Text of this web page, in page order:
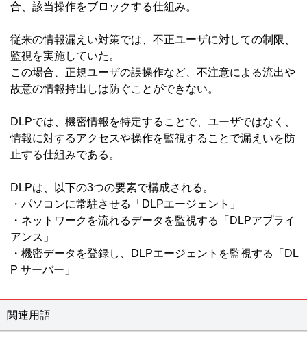
生産
在庫・購買
物流・倉庫
物流管理 / 倉庫管理（WMS） / 配送管理システム / ピッキングシステム / 物流代行 / バース管理システム / 送り状発行システム
ビジネスプロセス
ワークフロー / BPM / RPAツール / タスク管理ツール / 業務可視化ツール / 会議室予約システム / XR（AR・VR・MR）システム / バーチャルオフィスツール / 施工管理サービス / インバウンド支援 / M&A・事業承継コンサル / 歯科クリニック支援サービス / IT点呼システム / 貿易管理システム / 内部監査 / PRM
営業支援
顧客管理
CRM / 名刺管理 / 与信管理 / コールセンターシステム / 電子カルテ / 会員管理・ポイント管理 / VOC（顧客の声） / キャンペーンマネジメント / 電子カルテ 大病院 / 電子カルテ 中小病院 / 電子カルテ 有床クリニック / 電子カルテ 無床クリニック / 電子カルテ 在宅 / IVR / カスタマーサクセスツール / 日程調整ツール / 店舗アプリ作成ツール / ホテル・宿泊施設向けシステム（PMS） / ボイスボット / 介護ソフト / LINE予約 / 民泊運営支援サービス
メール・FAX・SMS
マーケティング
BIツール / テキストマイニング / DWH / データマイニング / ETL / 商圏分析・エリアマーケティング / ソーシャル分析 / BIツール クラウド / BIツール導入・活用支援 / DMP / SaaS管理システム / 機械学習（マシンラーニング） / 企業データベース / 予測分析ツール / Webサイト翻訳ツール / 脱炭素支援サービス / 広告効果測定
WEB
CMS / アクセス解析 / ECサイト構築 / 動画配信システム / オンライン決済システム / 予約システム / EC管理ソフト / ショッピングカート / チャット接客ツール / チャットボット / Webコンサルティング / ノーコード・ローコード開発 / イベント管理システム / ネットショップ管理システム / サイト内検索ツール / Webデザインツール / EFOツール
合、該当操作をブロックする仕組み。
従来の情報漏えい対策では、不正ユーザに対しての制限、
監視を実施していた。
この場合、正規ユーザの誤操作など、不注意による流出や
故意の情報持出しは防ぐことができない。
DLPでは、機密情報を特定することで、ユーザではなく、
情報に対するアクセスや操作を監視することで漏えいを防
止する仕組みである。
DLPは、以下の3つの要素で構成される。
・パソコンに常駐させる「DLPエージェント」
・ネットワークを流れるデータを監視する「DLPアプライ
アンス」
・機密データを登録し、DLPエージェントを監視する「DL
P サーバー」
関連用語